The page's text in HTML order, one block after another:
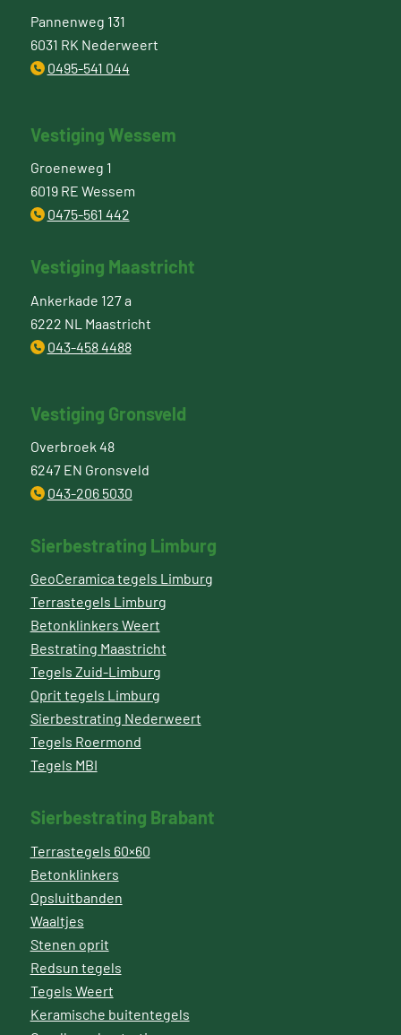
Pannenweg 131
6031 RK Nederweert
0495-541 044
Vestiging Wessem
Groeneweg 1
6019 RE Wessem
0475-561 442
Vestiging Maastricht
Ankerkade 127 a
6222 NL Maastricht
043-458 4488
Vestiging Gronsveld
Overbroek 48
6247 EN Gronsveld
043-206 5030
Sierbestrating Limburg
GeoCeramica tegels Limburg
Terrastegels Limburg
Betonklinkers Weert
Bestrating Maastricht
Tegels Zuid-Limburg
Oprit tegels Limburg
Sierbestrating Nederweert
Tegels Roermond
Tegels MBI
Sierbestrating Brabant
Terrastegels 60×60
Betonklinkers
Opsluitbanden
Waaltjes
Stenen oprit
Redsun tegels
Tegels Weert
Keramische buitentegels